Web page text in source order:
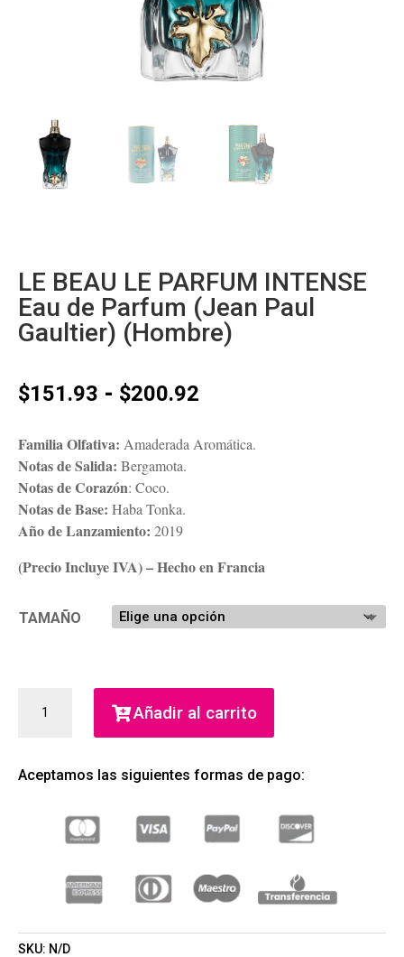
LE BEAU LE PARFUM INTENSE
Eau de Parfum (Jean Paul
Gaultier) (Hombre)
$151.93 - $200.92
precios:
desde
Familia Olfativa: Amaderada Aromática.
Notas de Salida: Bergamota.
Notas de Corazón: Coco.
Notas de Base: Haba Tonka.
Año de Lanzamiento: 2019
(Precio Incluye IVA) – Hecho en Francia
TAMAÑO
BEAU
INTENSE
PARFUM
GAULTIER)
CANTIDAD
Añadir al carrito
Aceptamos las siguientes formas de pago:
SKU: N/D